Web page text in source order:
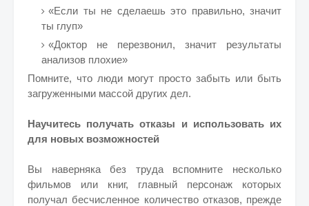
«Если ты не сделаешь это правильно, значит
ты глуп»
«Доктор не перезвонил, значит результаты
анализов плохие»
Помните, что люди могут просто забыть или быть
загруженными массой других дел.
Научитесь получать отказы и использовать их
для новых возможностей
Вы наверняка без труда вспомните несколько
фильмов или книг, главный персонаж которых
получал бесчисленное количество отказов, прежде